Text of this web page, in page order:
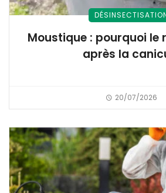
Moustique : pourquoi le
après la
20/07/2026